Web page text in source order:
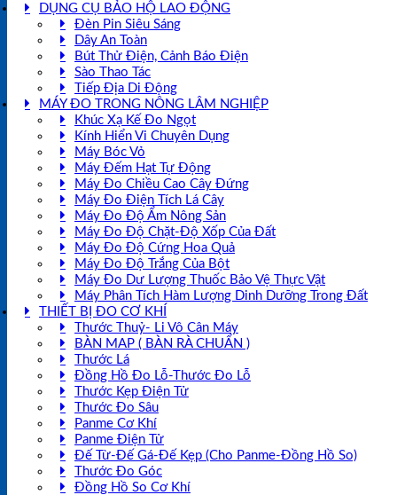
DỤNG CỤ BẢO HỘ LAO ĐỘNG
Đèn Pin Siêu Sáng
Dây An Toàn
Bút Thử Điện, Cảnh Báo Điện
Sào Thao Tác
Tiếp Địa Di Động
MÁY ĐO TRONG NÔNG LÂM NGHIỆP
Khúc Xạ Kế Đo Ngọt
Kính Hiển Vi Chuyên Dụng
Máy Bóc Vỏ
Máy Đếm Hạt Tự Động
Máy Đo Chiều Cao Cây Đứng
Máy Đo Điện Tích Lá Cây
Máy Đo Độ Ẩm Nông Sản
Máy Đo Độ Chặt-Độ Xốp Của Đất
Máy Đo Độ Cứng Hoa Quả
Máy Đo Độ Trắng Của Bột
Máy Đo Dư Lượng Thuốc Bảo Vệ Thực Vật
Máy Phân Tích Hàm Lượng Dinh Dưỡng Trong Đất
THIẾT BỊ ĐO CƠ KHÍ
Thước Thuỷ- Li Vô Cân Máy
BÀN MAP ( BÀN RÀ CHUẨN )
Thước Lá
Đồng Hồ Đo Lỗ-Thước Đo Lỗ
Thước Kẹp Điện Tử
Thước Đo Sâu
Panme Cơ Khí
Panme Điện Tử
Đế Từ-Đế Gá-Đế Kẹp (Cho Panme-Đồng Hồ So)
Thước Đo Góc
Đồng Hồ So Cơ Khí